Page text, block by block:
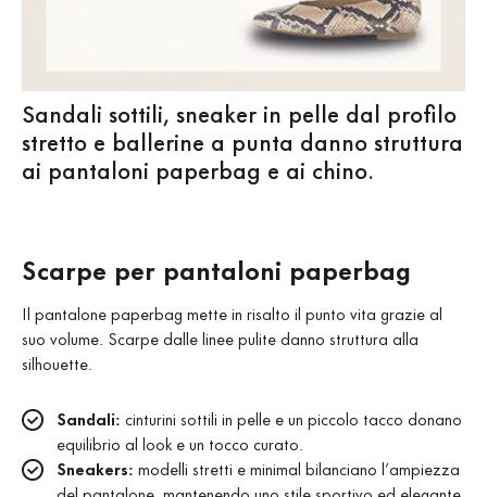
Sandali sottili, sneaker in pelle dal profilo
stretto e ballerine a punta danno struttura
ai pantaloni paperbag e ai chino.
Scarpe per pantaloni paperbag
Il pantalone paperbag mette in risalto il punto vita grazie al
suo volume. Scarpe dalle linee pulite danno struttura alla
silhouette.
Sandali: cinturini sottili in pelle e un piccolo tacco donano
equilibrio al look e un tocco curato.
Sneakers: modelli stretti e minimal bilanciano l’ampiezza